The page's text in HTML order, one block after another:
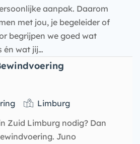
aanpak. Daarom
met jou, je begeleider of
begrijpen we goed wat
én wat jij…
Limburg
Zuid Limburg nodig? Dan
Juno